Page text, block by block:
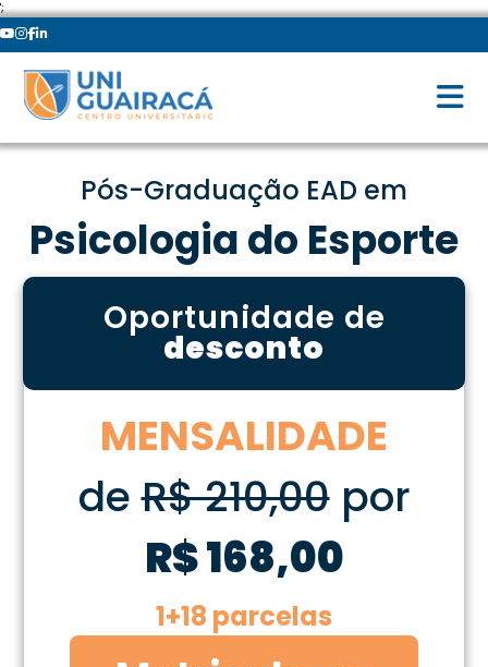
';
Pós-Graduação EAD em
Psicologia do Esporte
Oportunidade de
desconto
MENSALIDADE
deR$ 210,00por
R$ 168,00
1+18 parcelas